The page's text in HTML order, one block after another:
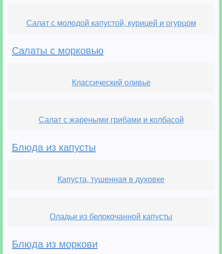
Салат с молодой капустой, курицей и огурцом
Салаты с морковью
Классический оливье
Салат с жареными грибами и колбасой
Блюда из капусты
Капуста, тушенная в духовке
Оладьи из белокочанной капусты
Блюда из моркови